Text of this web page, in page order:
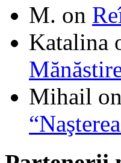
M. on
Katalina
Mihail on